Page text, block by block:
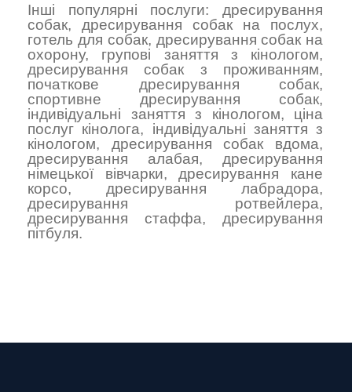
Інші популярні послуги:дресирування
собак,дресирування собак на послух,
готель для собак, дресирування собак на
охорону, групові заняття з кінологом,
дресирування собак з проживанням,
початкове дресирування собак,
спортивне дресирування собак,
індивідуальні заняття з кінологом, ціна
послуг кінолога, індивідуальні заняття з
кінологом, дресирування собак вдома,
дресирування алабая,дресирування
німецької вівчарки,дресирування кане
корсо,дресирування лабрадора,
дресирування ротвейлера,
дресирування стаффа,дресирування
пітбуля.